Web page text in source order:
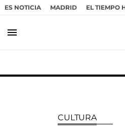
ES NOTICIA MADRID EL TIEMPO
menu
CULTURA